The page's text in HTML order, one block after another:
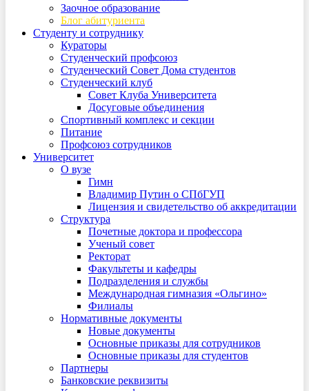
Заочное образование
Блог абитуриента
Студенту и сотруднику
Кураторы
Студенческий профсоюз
Студенческий Совет Дома студентов
Студенческий клуб
Совет Клуба Университета
Досуговые объединения
Спортивный комплекс и секции
Питание
Профсоюз сотрудников
Университет
О вузе
Гимн
Владимир Путин о СПбГУП
Лицензия и свидетельство об аккредитации
Структура
Почетные доктора и профессора
Ученый совет
Ректорат
Факультеты и кафедры
Подразделения и службы
Международная гимназия «Ольгино»
Филиалы
Нормативные документы
Новые документы
Основные приказы для сотрудников
Основные приказы для студентов
Партнеры
Банковские реквизиты